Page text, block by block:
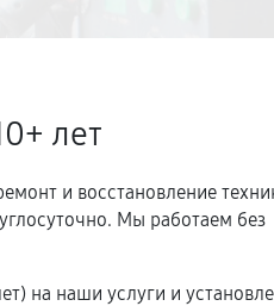
лет
и восстановление
Мы работаем без
на наши услуги и